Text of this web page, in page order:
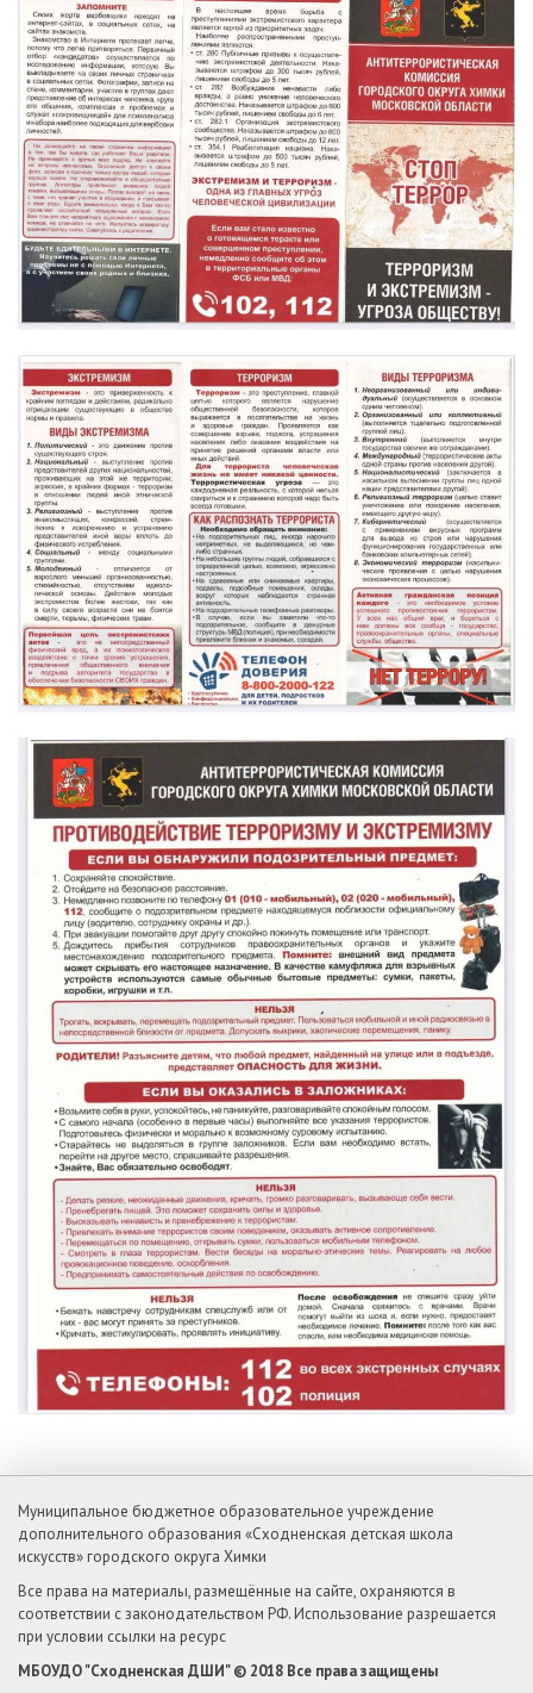
Муниципальное бюджетное образовательное учреждение
дополнительного образования «Сходненская детская школа
искусств» городского округа Химки
Все права на материалы, размещённые на сайте, охраняются в
соответствии с законодательством РФ. Использование разрешается
при условии ссылки на ресурс
МБОУДО "Сходненская ДШИ" © 2018 Все права защищены